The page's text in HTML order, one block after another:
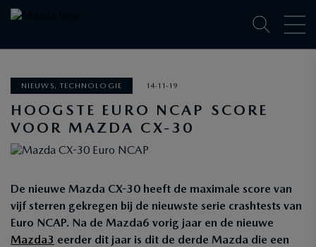
NIEUWS, TECHNOLOGIE 14-11-19
HOOGSTE EURO NCAP SCORE
VOOR MAZDA CX-30
De nieuwe Mazda CX-30 heeft de maximale score van
vijf sterren gekregen bij de nieuwste serie crashtests van
Euro NCAP. Na de Mazda6 vorig jaar en de nieuwe
Mazda3 eerder dit jaar is dit de derde Mazda die een